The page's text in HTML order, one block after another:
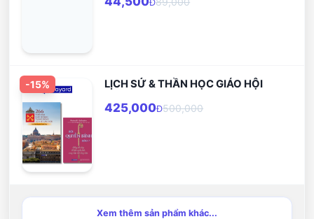
chủ cuộc sống.
Đ
-15% LỊCH SỬ & THẦN HỌC GIÁO HỘI
425,000Đ500,000
Xem thêm sản phẩm khác...